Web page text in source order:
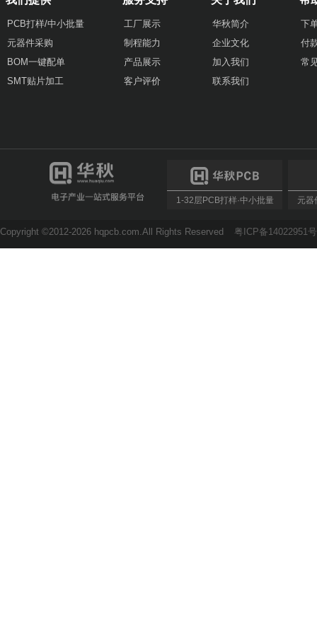
PCB打样/中小批量
元器件采购
BOM一键配单
SMT贴片加工
工厂展示
制程能力
产品展示
客户评价
华秋简介
企业文化
加入我们
联系我们
下
付
常
1-32层PCB打样·中小批量 元器
Copyright ©2012-2026 hqpcb.com.All Rights Reserved 粤ICP备14022951号